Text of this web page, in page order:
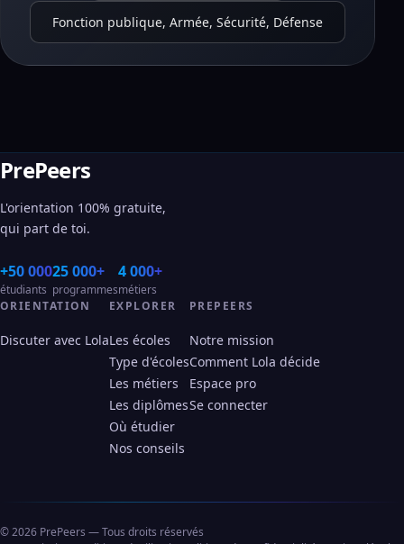
Fonction publique, Armée, Sécurité, Défense
PrePeers
L'orientation 100% gratuite,
qui part de toi.
+50 000
étudiants
25 000+
programmes
4 000+
métiers
ORIENTATION
Discuter avec Lola
EXPLORER
Les écoles
Type d'écoles
Les métiers
Les diplômes
Où étudier
Nos conseils
PREPEERS
Notre mission
Comment Lola décide
Espace pro
Se connecter
© 2026 PrePeers — Tous droits réservés